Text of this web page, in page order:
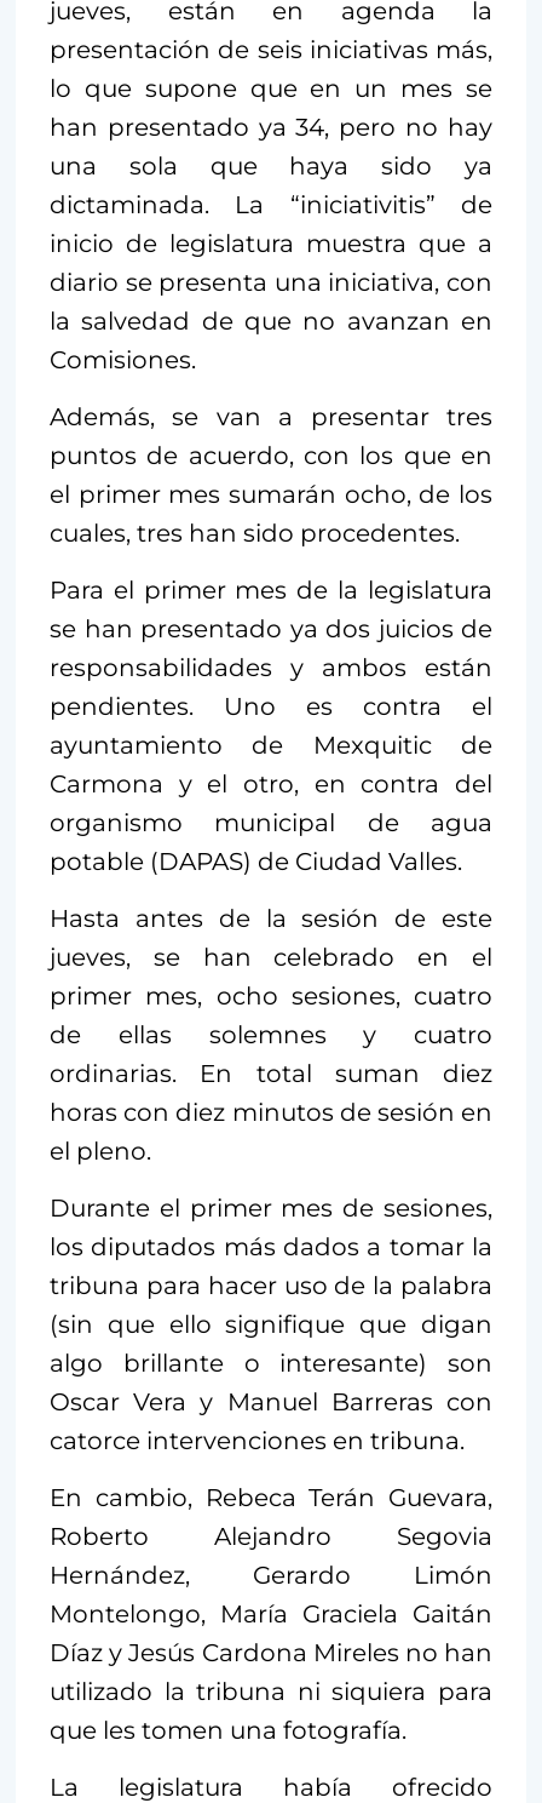
jueves, están en agenda la
presentación de seis iniciativas más,
lo que supone que en un mes se
han presentado ya 34, pero no hay
una sola que haya sido ya
dictaminada. La “iniciativitis” de
inicio de legislatura muestra que a
diario se presenta una iniciativa, con
la salvedad de que no avanzan en
Comisiones.
Además, se van a presentar tres
puntos de acuerdo, con los que en
el primer mes sumarán ocho, de los
cuales, tres han sido procedentes.
Para el primer mes de la legislatura
se han presentado ya dos juicios de
responsabilidades y ambos están
pendientes. Uno es contra el
ayuntamiento de Mexquitic de
Carmona y el otro, en contra del
organismo municipal de agua
potable (DAPAS) de Ciudad Valles.
Hasta antes de la sesión de este
jueves, se han celebrado en el
primer mes, ocho sesiones, cuatro
de ellas solemnes y cuatro
ordinarias. En total suman diez
horas con diez minutos de sesión en
el pleno.
Durante el primer mes de sesiones,
los diputados más dados a tomar la
tribuna para hacer uso de la palabra
(sin que ello signifique que digan
algo brillante o interesante) son
Oscar Vera y Manuel Barreras con
catorce intervenciones en tribuna.
En cambio, Rebeca Terán Guevara,
Roberto Alejandro Segovia
Hernández, Gerardo Limón
Montelongo, María Graciela Gaitán
Díaz y Jesús Cardona Mireles no han
utilizado la tribuna ni siquiera para
que les tomen una fotografía.
La legislatura había ofrecido